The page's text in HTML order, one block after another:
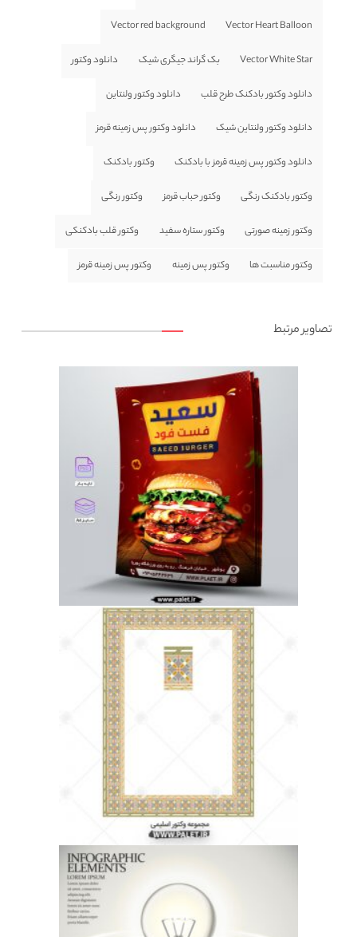
Vector Heart Balloon
Vector red background
Vector White Star بک گراند جیگری شیک دانلود وکتور
دانلود وکتور بادکنک طرح قلب دانلود وکتور ولنتاین
دانلود وکتور ولنتاین شیک دانلود وکتور پس زمینه قرمز
دانلود وکتور پس زمینه قرمز با بادکنک وکتور بادکنک
وکتور بادکنک رنگی وکتور حباب قرمز وکتور رنگی
وکتور زمینه صورتی وکتور ستاره سفید وکتور قلب بادکنکی
وکتور مناسبت ها وکتور پس زمینه وکتور پس زمینه قرمز
تصاویر مرتبط